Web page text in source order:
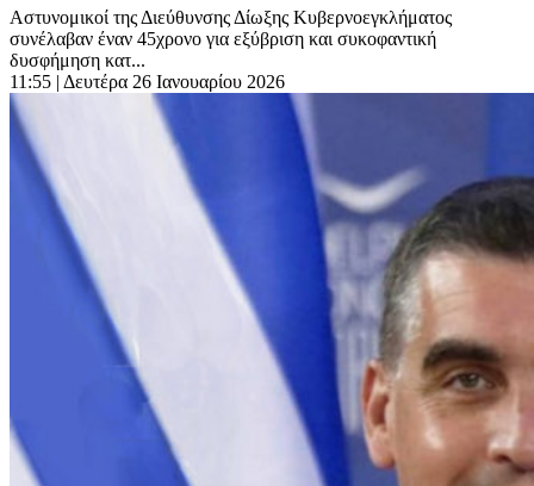
Αστυνομικοί της Διεύθυνσης Δίωξης Κυβερνοεγκλήματος
συνέλαβαν έναν 45χρονο για εξύβριση και συκοφαντική
δυσφήμηση κατ...
11:55 | Δευτέρα 26 Ιανουαρίου 2026